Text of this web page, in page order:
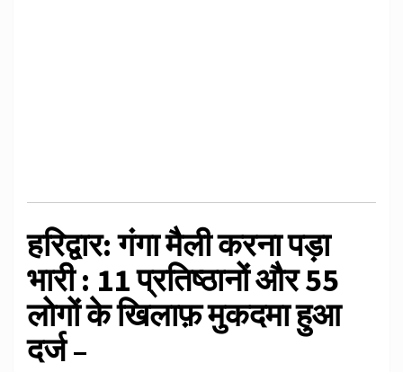
हरिद्वार: गंगा मैली करना पड़ा
भारी : 11 प्रतिष्ठानों और 55
लोगों के खिलाफ़ मुकदमा हुआ
दर्ज –